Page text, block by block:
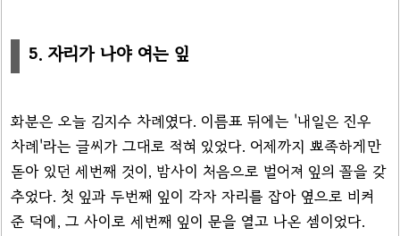
5. 자리가 나야 여는 잎
화분은 오늘 김지수 차례였다. 이름표 뒤에는 '내일은 진우
차례'라는 글씨가 그대로 적혀 있었다. 어제까지 뾰족하게만
돋아 있던 세번째 것이, 밤사이 처음으로 벌어져 잎의 꼴을 갖
추었다. 첫 잎과 두번째 잎이 각자 자리를 잡아 옆으로 비켜
준 덕에, 그 사이로 세번째 잎이 문을 열고 나온 셈이었다.